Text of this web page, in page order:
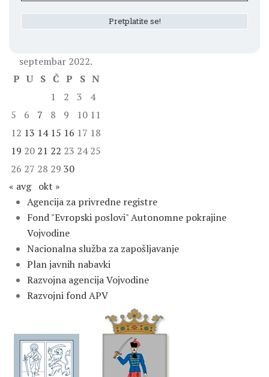
septembar 2022.
P U S Č P S N
1
2 3
4
5
6 7 8 9 10 11
12 13 14 15 16 17 18
19 20 21 22 23 24 25
26 27 28 29 30
« avg okt »
Agencija za privredne registre
Fond "Evropski poslovi" Autonomne pokrajine
Vojvodine
Nacionalna služba za zapošljavanje
Plan javnih nabavki
Razvojna agencija Vojvodine
Razvojni fond APV